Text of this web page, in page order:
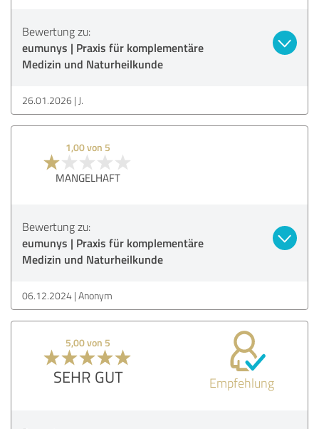
Bewertung zu:
eumunys | Praxis für komplementäre
Medizin und Naturheilkunde
26.01.2026 J.
1,00 von 5
MANGELHAFT
Bewertung zu:
eumunys | Praxis für komplementäre
Medizin und Naturheilkunde
06.12.2024 Anonym
5,00 von 5
SEHR GUT Empfehlung